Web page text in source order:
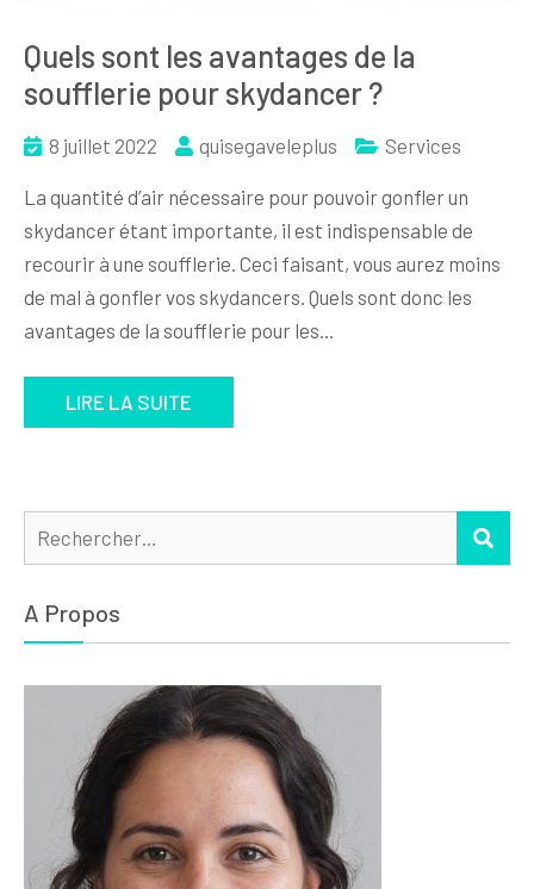
Quels sont les avantages de la
soufflerie pour skydancer ?
8 juillet 2022 quisegaveleplus Services
La quantité d’air nécessaire pour pouvoir gonfler un
skydancer étant importante, il est indispensable de
recourir à une soufflerie. Ceci faisant, vous aurez moins
de mal à gonfler vos skydancers. Quels sont donc les
avantages de la soufflerie pour les…
LIRE LA SUITE
Rechercher :
A Propos